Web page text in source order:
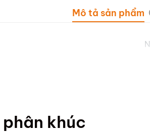
Mô tả sản phẩm
khúc